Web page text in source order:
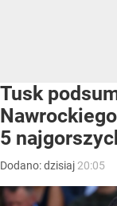
Tusk
5
Dodano:dzisiaj 20:05